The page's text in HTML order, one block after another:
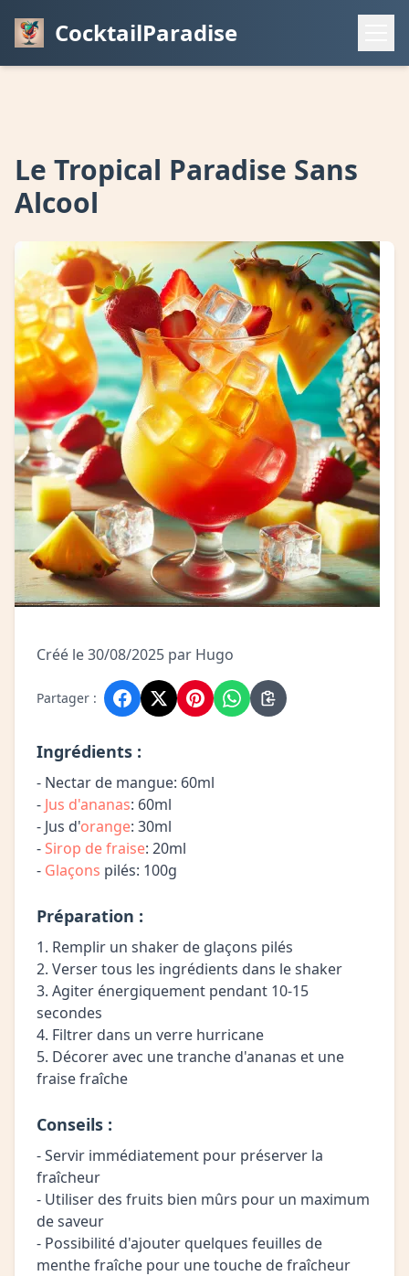
CocktailParadise
Le Tropical Paradise Sans
Alcool
Créé le 30/08/2025 par Hugo
Partager :
Ingrédients :
- Nectar de mangue: 60ml
- Jus d'ananas: 60ml
- Jus d'orange: 30ml
-Sirop de fraise: 20ml
- Glaçons pilés: 100g
Préparation :
1. Remplir un shaker de glaçons pilés
2. Verser tous les ingrédients dans le shaker
3. Agiter énergiquement pendant 10-15
secondes
4. Filtrer dans un verre hurricane
5. Décorer avec une tranche d'ananas et une
fraise fraîche
Conseils :
- Servir immédiatement pour préserver la
fraîcheur
- Utiliser des fruits bien mûrs pour un maximum
de saveur
- Possibilité d'ajouter quelques feuilles de
menthe fraîche pour une touche de fraîcheur